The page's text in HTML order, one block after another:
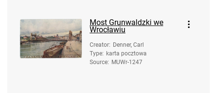
Most Grunwaldzki we
Wrocławiu
Creator: Denner, Carl
Type: karta pocztowa
Source: MUWr-1247